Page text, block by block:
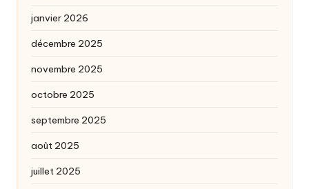
janvier 2026
décembre 2025
novembre 2025
octobre 2025
septembre 2025
août 2025
juillet 2025